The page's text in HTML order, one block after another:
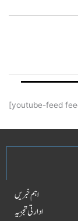
[youtube-feed
اہم خبریں
ادارتی تجزیہ